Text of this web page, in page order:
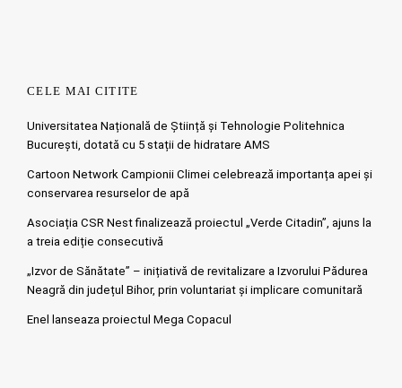
CELE MAI CITITE
Universitatea Națională de Știință și Tehnologie Politehnica
București, dotată cu 5 stații de hidratare AMS
Cartoon Network Campionii Climei celebrează importanța apei și
conservarea resurselor de apă
Asociația CSR Nest finalizează proiectul „Verde Citadin”, ajuns la
a treia ediție consecutivă
„Izvor de Sănătate” – inițiativă de revitalizare a Izvorului Pădurea
Neagră din județul Bihor, prin voluntariat și implicare comunitară
Enel lanseaza proiectul Mega Copacul